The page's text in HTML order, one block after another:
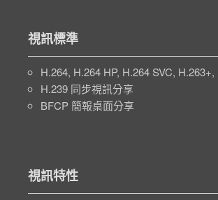
視訊標準
H.264, H.264 HP, H.264 SVC, H.263+,
H.239 同步視訊分享
BFCP 簡報桌面分享
視訊特性